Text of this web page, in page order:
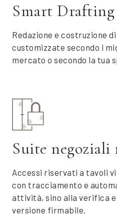
Smart Drafting
Redazione e costruzione
customizzate secondo i
mercato o secondo la tua
Suite negoziali
Accessi riservati a tavoli
con tracciamento e
attività, sino alla verifica
versione firmabile.